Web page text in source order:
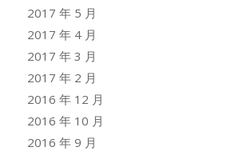
2017 年 5 月
2017 年 4 月
2017 年 3 月
2017 年 2 月
2016 年 12 月
2016 年 10 月
2016 年 9 月